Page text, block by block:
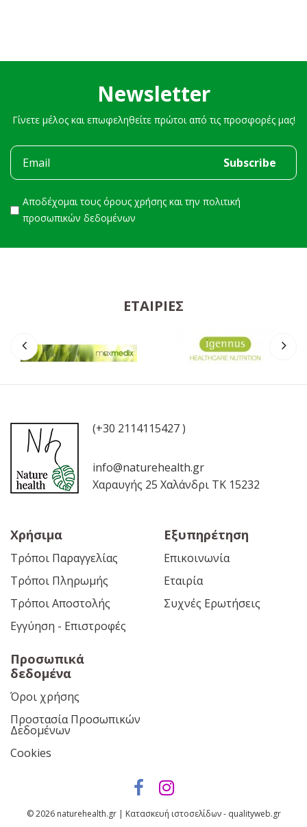
Newsletter
Γίνετε μέλος και επωφεληθείτε πρώτοι από τις προσφορές μας!
Αποδέχομαι τους όρους χρήσης και την πολιτική
προσωπικών δεδομένων
ΕΤΑΙΡΊΕΣ
(+30 2114115427 )
info@naturehealth.gr
Χαραυγής 25 Χαλάνδρι ΤΚ 15232
Χρήσιμα
Τρόποι Παραγγελίας
Τρόποι Πληρωμής
Τρόποι Αποστολής
Εγγύηση - Επιστροφές
Εξυπηρέτηση
Επικοινωνία
Εταιρία
Συχνές Ερωτήσεις
Προσωπικά
δεδομένα
Όροι χρήσης
Προστασία Προσωπικών
Δεδομένων
Cookies
© 2026 naturehealth.gr | Κατασκευή ιστοσελίδων - qualityweb.gr